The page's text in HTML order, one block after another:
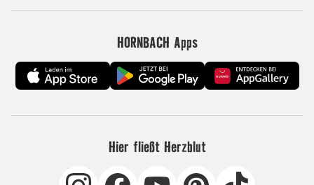
HORNBACH Apps
Hier fließt Herzblut